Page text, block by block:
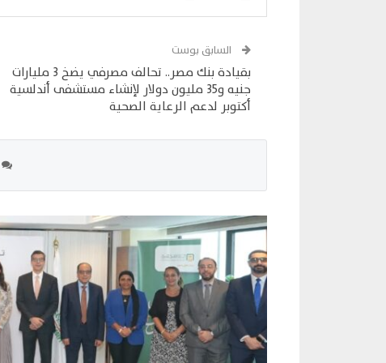
السابق بوست
بقيادة بنك مصر.. تحالف مصرفي يضخ 3 مليارات
جنيه و35 مليون دولار لإنشاء مستشفى أندلسية
أكتوبر لدعم الرعاية الصحية